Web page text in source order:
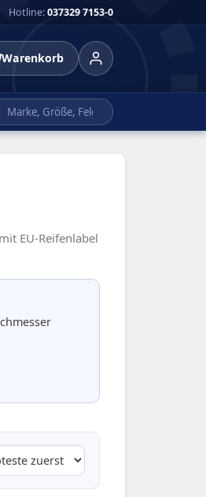
Hotline:037329 7153-0
Warenkorb
EU-Reifenlabel